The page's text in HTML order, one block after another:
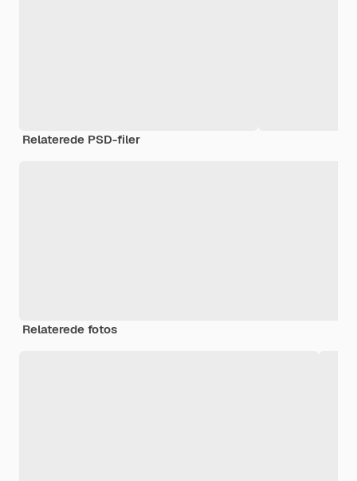
Relaterede PSD-filer
Relaterede fotos